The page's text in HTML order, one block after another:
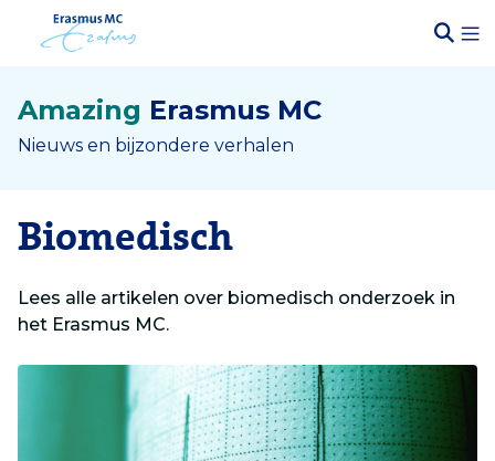
Amazing Erasmus MC
Nieuws en bijzondere verhalen
Biomedisch
Lees alle artikelen over biomedisch onderzoek in
het Erasmus MC.